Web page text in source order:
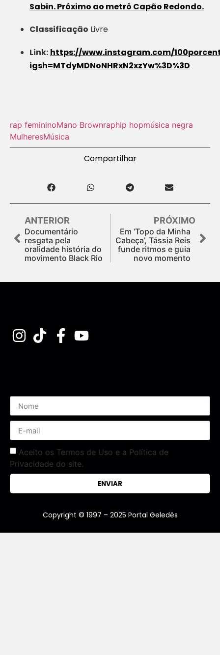
Sabin. Próximo ao metrô Capão Redondo.
Classificação Livre
Link: https://www.instagram.com/
igsh=MTdyMDNoNHRxN2xzYw%3D%3D
rap femininoMano Brownraphip hopmúsica negra
MulheresMúsica
Compartilhar
ANTERIOR
Documentário
resgata pela
oralidade história do
movimento Black Rio
PRÓXIMO
Em ‘Topo da Minha
Cabeça’, Tássia Reis
funde ritmos e guia
novo momento
Aceito os Termos de Uso e a Política de
Privacidade do site.
ENVIAR
Copyright © 1997 – 2025 Portal Geledés